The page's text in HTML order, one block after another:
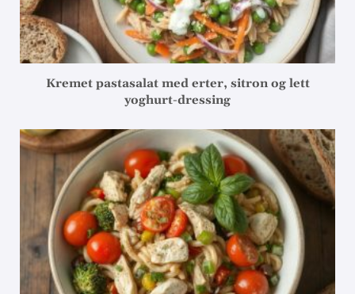
Kremet pastasalat med erter, sitron og lett
yoghurt-dressing